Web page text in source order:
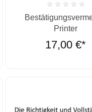
0 von 5 Sternen
Durchschnittliche
Printer
17,00 €*